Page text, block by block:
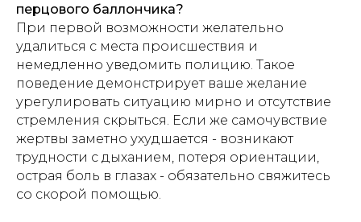
перцового баллончика?
При первой возможности желательно
удалиться с места происшествия и
немедленно уведомить полицию. Такое
поведение демонстрирует ваше желание
урегулировать ситуацию мирно и отсутствие
стремления скрыться. Если же самочувствие
жертвы заметно ухудшается - возникают
трудности с дыханием, потеря ориентации,
острая боль в глазах - обязательно свяжитесь
со скорой помощью.